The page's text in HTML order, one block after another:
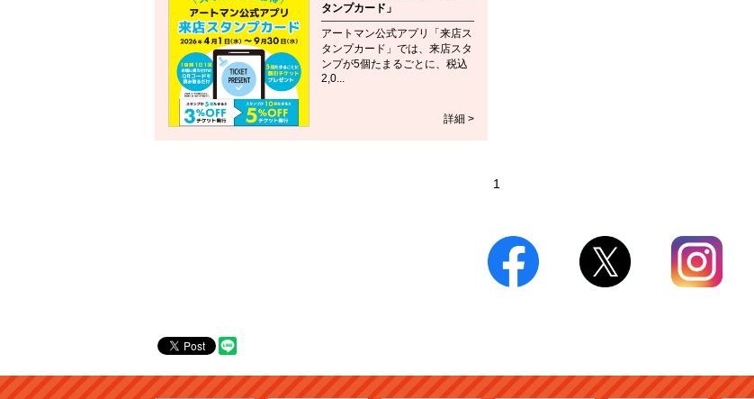
タンプカード」
アートマン公式アプリ「来店ス
タンプカード」では、来店スタ
ンプが5個たまるごとに、税込
2,0...
詳細 >
1